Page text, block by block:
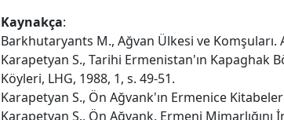
Kaynakça:
Barkhutaryants M., Ağvan Ülkesi ve Komşuları.
Karapetyan S., Tarihi Ermenistan'ın Kapaghak
Köyleri, LHG, 1988, 1, s. 49-51.
Karapetyan S., Ön Ağvank'ın Ermenice
Karapetyan S., Ön Ağvank. Ermeni Mimarlığını